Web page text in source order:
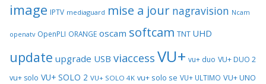
image IPTV mediaguard mise a jour nagravision Ncam
openatv OpenPLI ORANGE oscam softcam TNT UHD
update upgrade USB viaccess VU+ vu+ duo VU+ DUO 2
vu+ solo VU+ SOLO 2 VU+ SOLO 4K vu+ solo se VU+ ULTIMO VU+ UNO